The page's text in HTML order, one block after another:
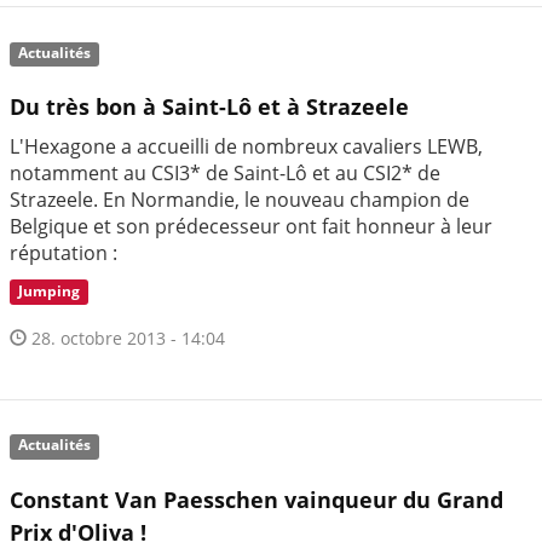
Actualités
Du très bon à Saint-Lô et à Strazeele
L'Hexagone a accueilli de nombreux cavaliers LEWB,
notamment au CSI3* de Saint-Lô et au CSI2* de
Strazeele. En Normandie, le nouveau champion de
Belgique et son prédecesseur ont fait honneur à leur
réputation :
Jumping
28. octobre 2013 - 14:04
Actualités
Constant Van Paesschen vainqueur du Grand
Prix d'Oliva !